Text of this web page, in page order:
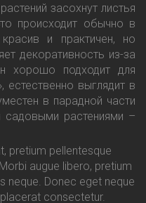
засохнут листья
происходит обычно в
и практичен, но
декоративность из-за
хорошо подходит для
естественно выглядит в
в парадной части
растениями –
pretium pellentesque
augue libero, pretium
neque. Donec eget neque
consectetur.